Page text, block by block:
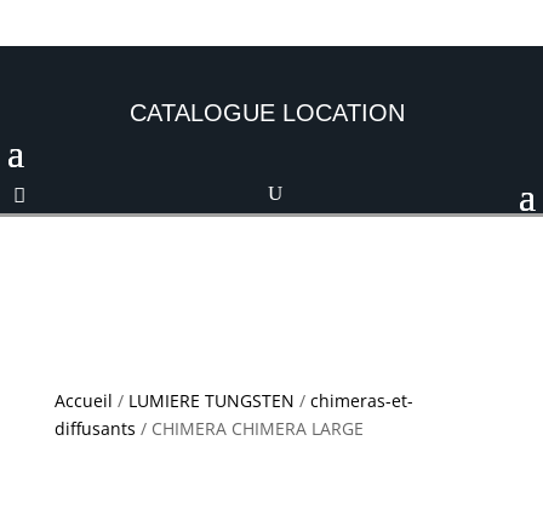
CATALOGUE LOCATION
Accueil / LUMIERE TUNGSTEN / chimeras-et-
diffusants / CHIMERA CHIMERA LARGE